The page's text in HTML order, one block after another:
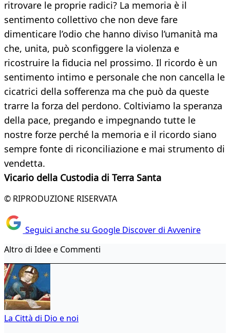
ritrovare le proprie radici? La memoria è il
sentimento collettivo che non deve fare
dimenticare l’odio che hanno diviso l’umanità ma
che, unita, può sconfiggere la violenza e
ricostruire la fiducia nel prossimo. Il ricordo è un
sentimento intimo e personale che non cancella le
cicatrici della sofferenza ma che può da queste
trarre la forza del perdono. Coltiviamo la speranza
della pace, pregando e impegnando tutte le
nostre forze perché la memoria e il ricordo siano
sempre fonte di riconciliazione e mai strumento di
vendetta.
Vicario della Custodia di Terra Santa
© RIPRODUZIONE RISERVATA
Seguici anche su Google Discover di Avvenire
Altro di Idee e Commenti
La Città di Dio e noi